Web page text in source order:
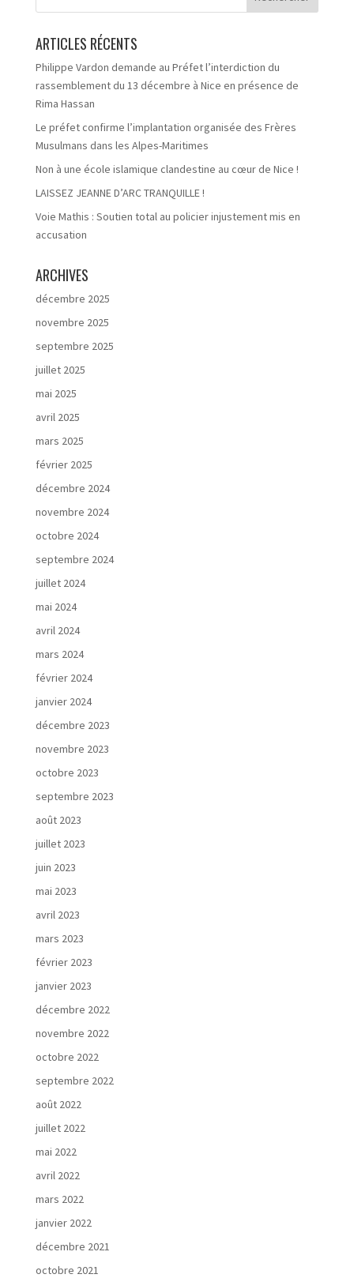
ARTICLES RÉCENTS
Philippe Vardon demande au Préfet l’interdiction du
rassemblement du 13 décembre à Nice en présence de
Rima Hassan
Le préfet confirme l’implantation organisée des Frères
Musulmans dans les Alpes-Maritimes
Non à une école islamique clandestine au cœur de Nice !
LAISSEZ JEANNE D’ARC TRANQUILLE !
Voie Mathis : Soutien total au policier injustement mis en
accusation
ARCHIVES
décembre 2025
novembre 2025
septembre 2025
juillet 2025
mai 2025
avril 2025
mars 2025
février 2025
décembre 2024
novembre 2024
octobre 2024
septembre 2024
juillet 2024
mai 2024
avril 2024
mars 2024
février 2024
janvier 2024
décembre 2023
novembre 2023
octobre 2023
septembre 2023
août 2023
juillet 2023
juin 2023
mai 2023
avril 2023
mars 2023
février 2023
janvier 2023
décembre 2022
novembre 2022
octobre 2022
septembre 2022
août 2022
juillet 2022
mai 2022
avril 2022
mars 2022
janvier 2022
décembre 2021
octobre 2021